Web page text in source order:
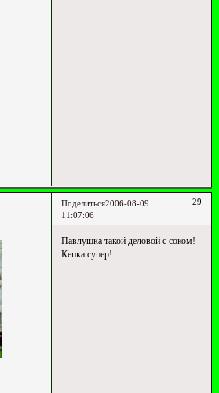
Поделиться 29
2006-08-09
11:07:06
Павлушка такой деловой с соком!
Кепка супер!